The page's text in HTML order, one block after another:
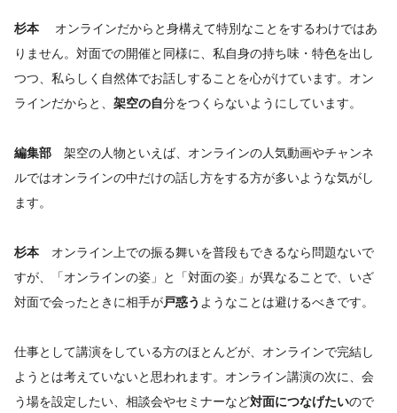
杉本 オンラインだからと身構えて特別なことをするわけではあ
りません。対面での開催と同様に、私自身の持ち味・特色を出し
つつ、私らしく自然体でお話しすることを心がけています。オン
ラインだからと、 架空の自分をつくらないようにしています。
編集部 架空の人物といえば、オンラインの人気動画やチャンネ
ルではオンラインの中だけの話し方をする方が多いような気がし
ます。
杉本 オンライン上での振る舞いを普段もできるなら問題ないで
すが、「オンラインの姿」と「対面の姿」が異なることで、いざ
対面で会ったときに相手が戸惑う ようなことは避けるべきです。
仕事として講演をしている方のほとんどが、オンラインで完結し
ようとは考えていないと思われます。オンライン講演の次に、会
う場を設定したい、相談会やセミナーなど対面につなげたいので